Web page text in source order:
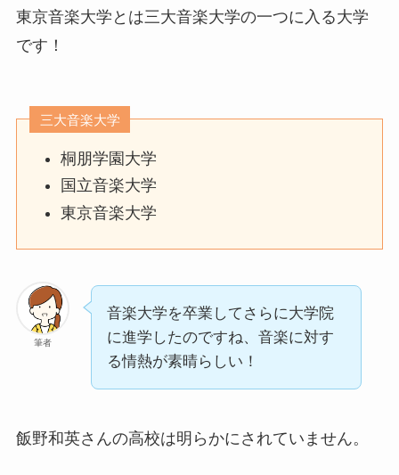
東京音楽大学とは三大音楽大学の一つに入る大学
です！
三大音楽大学
桐朋学園大学
国立音楽大学
東京音楽大学
筆者
音楽大学を卒業してさらに大学院
に進学したのですね、音楽に対す
る情熱が素晴らしい！
飯野和英さんの高校は明らかにされていません。